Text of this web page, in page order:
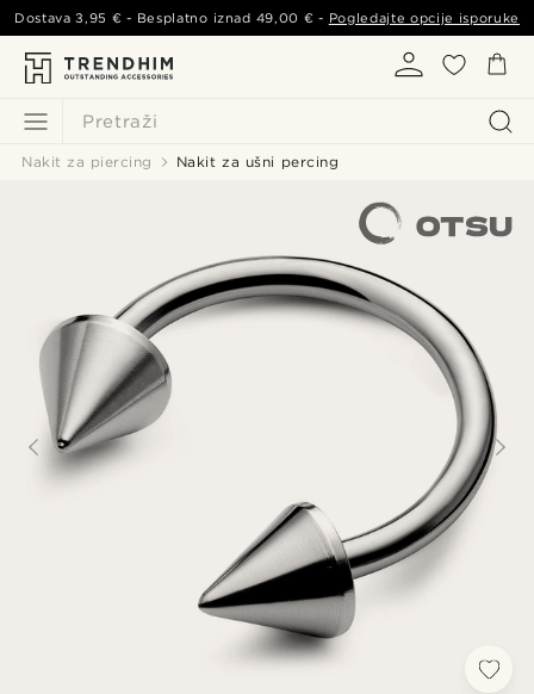
Pretraži
Dostava3,95 € - Besplatno iznad 49,00 € - Pogledajte opcije isporuke
Nakit za piercing Nakit za ušni percing